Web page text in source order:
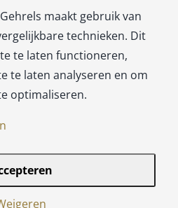
Ariën Gehrels
178A
Badhoevedorp
6593693
Badhoevedorp | Privacy &
maakt gebruik van
technieken. Dit
te laten functioneren,
te laten analyseren en om
optimaliseren.